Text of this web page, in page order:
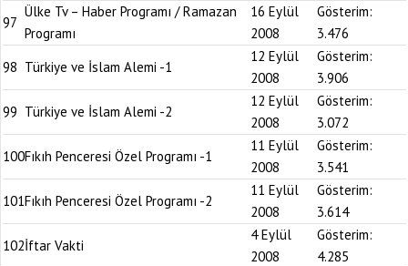
97
Ülke Tv – Haber Programı / Ramazan
Programı
16 Eylül
2008
Gösterim:
3.476
98 Türkiye ve İslam Alemi -1
12 Eylül
2008
Gösterim:
3.906
99 Türkiye ve İslam Alemi -2
12 Eylül
2008
Gösterim:
3.072
100Fıkıh Penceresi Özel Programı -1
11 Eylül
2008
Gösterim:
3.541
101Fıkıh Penceresi Özel Programı -2
11 Eylül
2008
Gösterim:
3.614
102İftar Vakti
4 Eylül
2008
Gösterim:
4.285